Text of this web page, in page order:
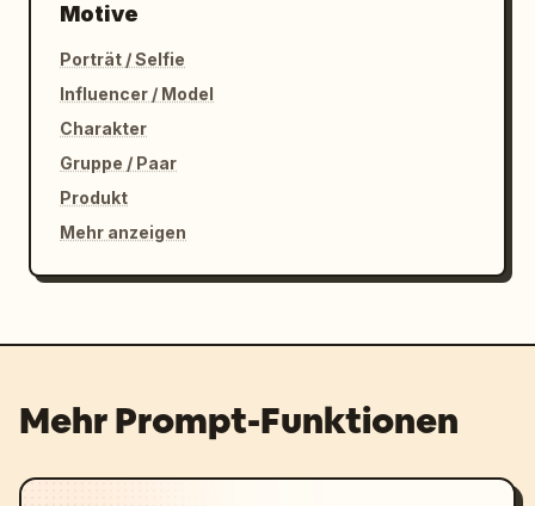
Motive
Porträt / Selfie
Influencer / Model
Charakter
Gruppe / Paar
Produkt
Mehr anzeigen
Mehr Prompt-Funktionen